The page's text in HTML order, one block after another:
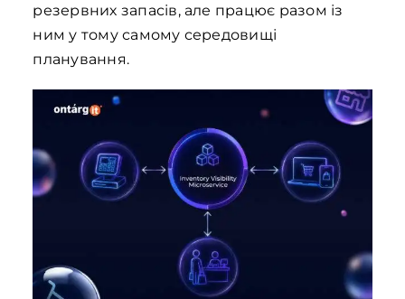
резервних запасів, але працює разом із
ним у тому самому середовищі
планування.